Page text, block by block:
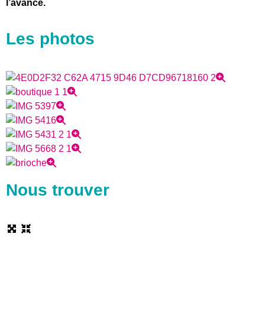
l’avance.
Les photos
Nous trouver